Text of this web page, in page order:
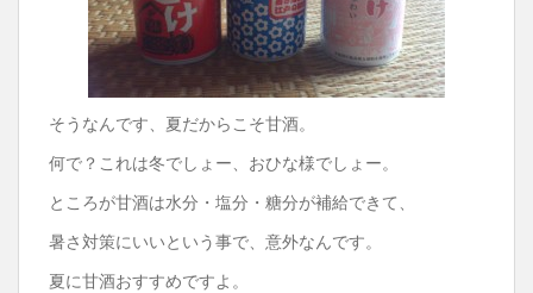
そうなんです、夏だからこそ甘酒。
何で？これは冬でしょー、おひな様でしょー。
ところが甘酒は水分・塩分・糖分が補給できて、
暑さ対策にいいという事で、意外なんです。
夏に甘酒おすすめですよ。